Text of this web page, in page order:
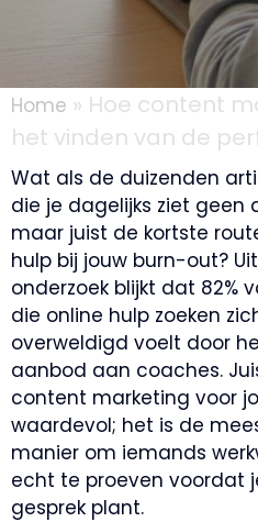
Home » Hoe content
het vinden van de
Wat als de duizenden
die je dagelijks ziet geen
maar juist de kortste
hulp bij jouw burn-out?
onderzoek blijkt dat 82%
die online hulp zoeken
overweldigd voelt door
aanbod aan coaches.
content marketing voor
waardevol; het is de
manier om iemands
echt te proeven voordat
gesprek plant.